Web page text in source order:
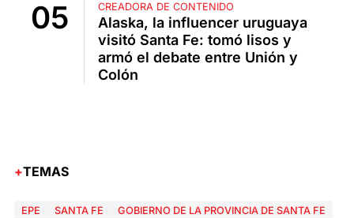
CREADORA DE CONTENIDO
Alaska, la influencer uruguaya
visitó Santa Fe: tomó lisos y
armó el debate entre Unión y
Colón
TEMAS
EPE SANTA FE GOBIERNO DE LA PROVINCIA DE SANTA FE